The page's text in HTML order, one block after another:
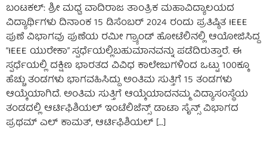
ಬಂಟಕಲ್: ಶ್ರೀ ಮಧ್ವ ವಾದಿರಾಜ ತಾಂತ್ರಿಕ ಮಹಾವಿದ್ಯಾಲಯದ
ವಿದ್ಯಾರ್ಥಿಗಳು ದಿನಾಂಕ 15 ಡಿಸೆಂಬರ್ 2024 ರಂದು ಪ್ರತಿಷ್ಠಿತ IEEE
ಪುಣೆ ವಿಭಾಗವು ಪುಣೆಯ ರಮೀ ಗ್ರ್ಯಾಂಡ್ ಹೋಟೆಲಿನಲ್ಲಿ ಆಯೋಜಿಸಿದ್ದ
“IEEE ಯುರೇಕಾ” ಸ್ಪರ್ಧೆಯಲ್ಲಿಬಹುಮಾನವನ್ನು ಪಡೆದಿರುತ್ತಾರೆ. ಈ
ಸ್ಪರ್ಧೆಯಲ್ಲಿ ದಕ್ಷಿಣ ಭಾರತದ ವಿವಿಧ ಕಾಲೇಜುಗಳಿಂದ ಒಟ್ಟು 100ಕ್ಕೂ
ಹೆಚ್ಚು ತಂಡಗಳು ಭಾಗವಹಿಸಿದ್ದು ಅಂತಿಮ ಸುತ್ತಿಗೆ 15 ತಂಡಗಳು
ಆಯ್ಕೆಯಾಗಿದೆ. ಅಂತಿಮ ಸುತ್ತಿಗೆ ಆಯ್ಕೆಯಾದನಮ್ಮ ವಿದ್ಯಾಸಂಸ್ಥೆಯ
ತಂಡದಲ್ಲಿ ಆರ್ಟಿಫಿಶಿಯಲ್ ಇಂಟೆಲಿಜೆನ್ಸ್ ಡಾಟಾ ಸೈನ್ಸ್ ವಿಭಾಗದ
ಪ್ರಥಮ್ ಎಲ್ ಕಾಮತ್, ಆರ್ಟಿಫಿಶಿಯಲ್ […]